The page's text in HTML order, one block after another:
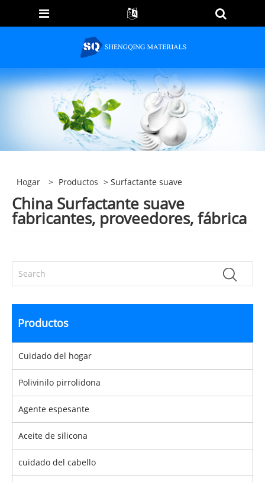
Hogar > Productos > Surfactante suave
China Surfactante suave
fabricantes, proveedores, fábrica
Productos
Cuidado del hogar
Polivinilo pirrolidona
Agente espesante
Aceite de silicona
cuidado del cabello